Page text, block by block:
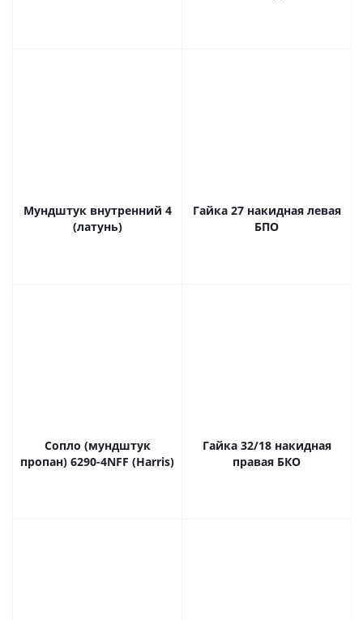
Мундштук внутренний 4
(латунь)
Гайка 27 накидная левая
БПО
Сопло (мундштук
пропан) 6290-4NFF (Harris)
Гайка 32/18 накидная
правая БКО